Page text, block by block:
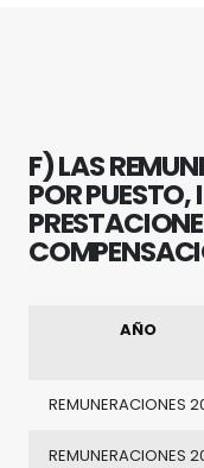
F) LAS
POR
AÑO
REMUNERACIONES
REMUNERACIONES